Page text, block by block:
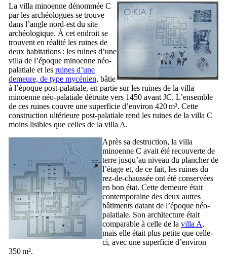
La villa minoenne dénommée C
par les archéologues se trouve
dans l’angle nord-est du site
archéologique. À cet endroit se
trouvent en réalité les ruines de
deux habitations : les ruines d’une
villa de l’époque minoenne néo-
palatiale et les ruines d’une
demeure, de type mycénien, bâtie
à l’époque post-palatiale, en partie sur les ruines de la villa
minoenne néo-palatiale détruite vers 1450 avant JC. L’ensemble
de ces ruines couvre une superficie d’environ 420 m². Cette
construction ultérieure post-palatiale rend les ruines de la villa C
moins lisibles que celles de la villa A.
Après sa destruction, la villa
minoenne C avait été recouverte de
terre jusqu’au niveau du plancher de
l’étage et, de ce fait, les ruines du
rez-de-chaussée ont été conservées
en bon état. Cette demeure était
contemporaine des deux autres
bâtiments datant de l’époque néo-
palatiale. Son architecture était
comparable à celle de la villa A,
mais elle était plus petite que celle-
ci, avec une superficie d’environ
350 m².